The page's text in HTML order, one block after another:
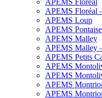
APEMS Floréal
APEMS Loup
APEMS
APEMS Malley
APEMS Malley
APEMS Petits
APEMS
APEMS
APEMS
APEMS